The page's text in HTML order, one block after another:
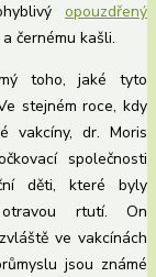
opouzdřený
černému kašli.
toho, jaké tyto
stejném roce, kdy
vakcíny, dr. Moris
společnosti
děti, které byly
otravou rtutí. On
ve vakcínách
jsou známé